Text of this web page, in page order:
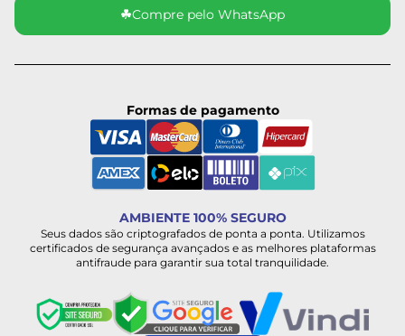
☘Compre pelo WhatsApp
Formas de pagamento
AMBIENTE 100% SEGURO
Seus dados são criptografados de ponta a ponta. Utilizamos
certificados de segurança avançados e as melhores plataformas
antifraude para garantir sua total tranquilidade.